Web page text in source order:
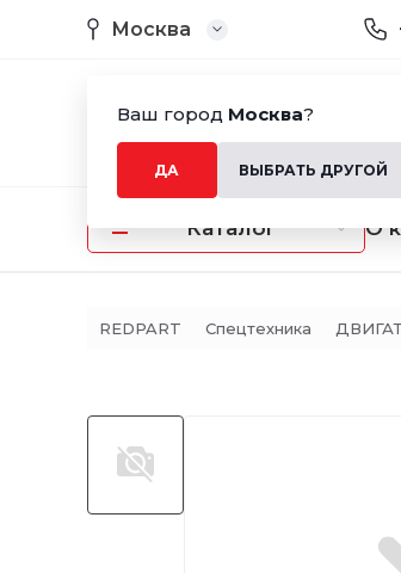
Ваш город Москва?
ДА ВЫБРАТЬ ДРУГОЙ
Москва
Каталог О
REDPART Спецтехника